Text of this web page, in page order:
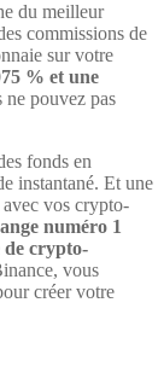
du meilleur
commissions de
sur votre
% et une
ne pouvez pas
fonds en
instantané. Et une
avec vos crypto-
numéro 1
de crypto-
vous
créer votre